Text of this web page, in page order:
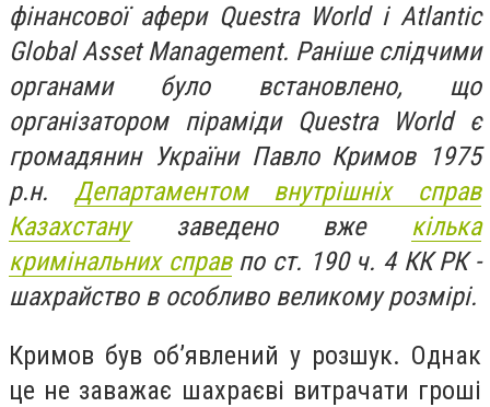
фінансової афери Questra World і Atlantic
Global Asset Management. Раніше слідчими
органами було встановлено, що
організатором піраміди Questra World є
громадянин України Павло Кримов 1975
р.н. Департаментом внутрішніх справ
Казахстанузаведено вже кілька
кримінальних справпо ст. 190 ч. 4 КК РК -
шахрайство в особливо великому розмірі.
Кримов був об’явлений у розшук. Однак
це не заважає шахраєві витрачати гроші